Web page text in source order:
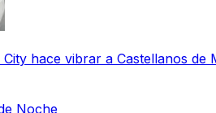
hace vibrar a Castellanos de
Noche